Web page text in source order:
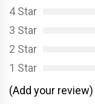
4 Star
3 Star
2 Star
1 Star
(Add your review)